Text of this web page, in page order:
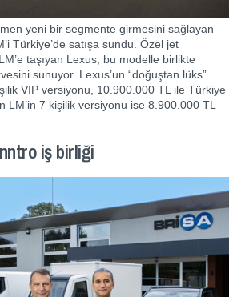
yeni bir segmente girmesini sağlayan
Türkiye’de satışa sundu. Özel jet
taşıyan Lexus, bu modelle birlikte
sunuyor. Lexus’un “doğuştan lüks”
VIP versiyonu, 10.900.000 TL ile Türkiye
LM’in 7 kişilik versiyonu ise 8.900.000 TL
iş birliği